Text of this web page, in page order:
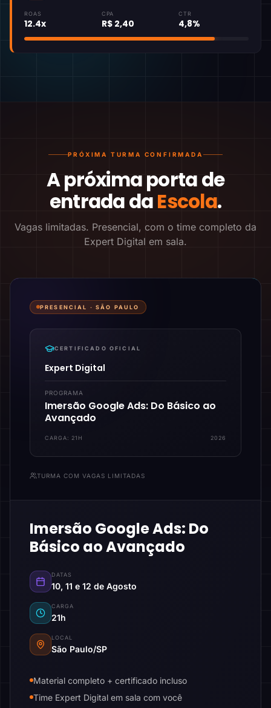
ROAS
12.4x
CPA
R$ 2,40
CTR
4,8%
PRÓXIMA TURMA CONFIRMADA
A próxima porta de
entrada daEscola.
Vagas limitadas. Presencial, com o time completo da
Expert Digital em sala.
PRESENCIAL ·SÃO PAULO
CERTIFICADO OFICIAL
Expert Digital
PROGRAMA
Imersão Google Ads: Do Básico ao
Avançado
CARGA: 21H 2026
TURMA COM VAGAS LIMITADAS
Imersão Google Ads: Do
Básico ao Avançado
DATAS
10, 11 e 12 de Agosto
CARGA
21h
LOCAL
São Paulo/SP
Material completo + certificado incluso
Time Expert Digital em sala com você